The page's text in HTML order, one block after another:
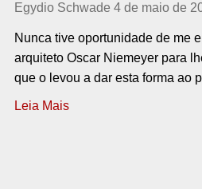
Egydio Schwade 4 de maio de
Nunca tive oportunidade de me
arquiteto Oscar Niemeyer para
que o levou a dar esta forma ao
Leia Mais